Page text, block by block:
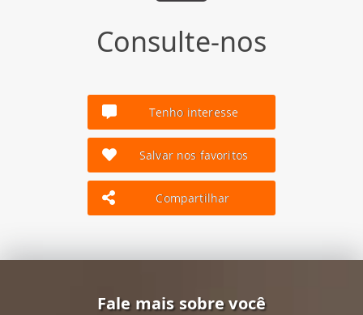
Consulte-nos
Tenho interesse
Salvar nos favoritos
Compartilhar
Fale mais sobre você